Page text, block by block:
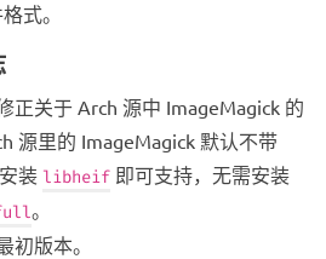
式。
正关于 Arch 源中 ImageMagick 的
源里的 ImageMagick 默认不带
装 libheif 即可支持，无需安装
full。
初版本。